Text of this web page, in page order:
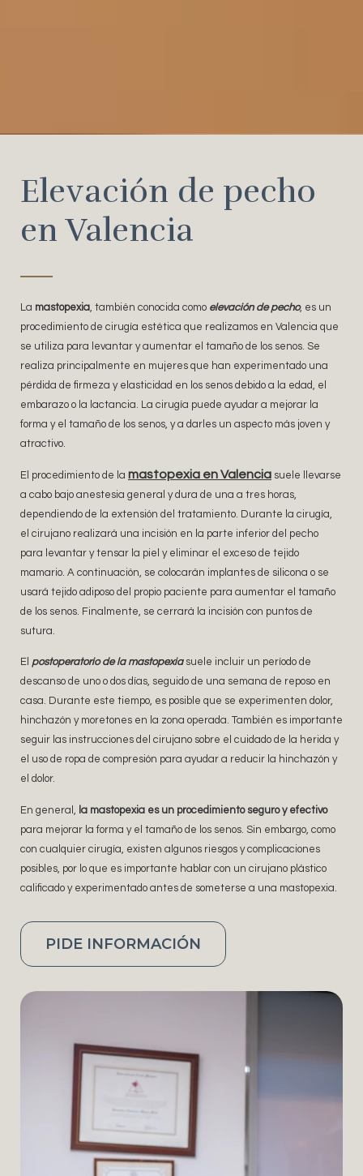
Elevación de pecho
en Valencia
La mastopexia, también conocida como elevación de pecho, es un
procedimiento de cirugía estética que realizamos en Valencia que
se utiliza para levantar y aumentar el tamaño de los senos. Se
realiza principalmente en mujeres que han experimentado una
pérdida de firmeza y elasticidad en los senos debido a la edad, el
embarazo o la lactancia. La cirugía puede ayudar a mejorar la
forma y el tamaño de los senos, y a darles un aspecto más joven y
atractivo.
El procedimiento de la mastopexia en Valencia suele llevarse
a cabo bajo anestesia general y dura de una a tres horas,
dependiendo de la extensión del tratamiento. Durante la cirugía,
el cirujano realizará una incisión en la parte inferior del pecho
para levantar y tensar la piel y eliminar el exceso de tejido
mamario. A continuación, se colocarán implantes de silicona o se
usará tejido adiposo del propio paciente para aumentar el tamaño
de los senos. Finalmente, se cerrará la incisión con puntos de
sutura.
El postoperatorio de la mastopexiasuele incluir un período de
descanso de uno o dos días, seguido de una semana de reposo en
casa. Durante este tiempo, es posible que se experimenten dolor,
hinchazón y moretones en la zona operada. También es importante
seguir las instrucciones del cirujano sobre el cuidado de la herida y
el uso de ropa de compresión para ayudar a reducir la hinchazón y
el dolor.
En general,
la mastopexia es un procedimiento seguro y efectivo
para mejorar la forma y el tamaño de los senos. Sin embargo, como
con cualquier cirugía, existen algunos riesgos y complicaciones
posibles, por lo que es importante hablar con un cirujano plástico
calificado y experimentado antes de someterse a una mastopexia.
PIDE INFORMACIÓN